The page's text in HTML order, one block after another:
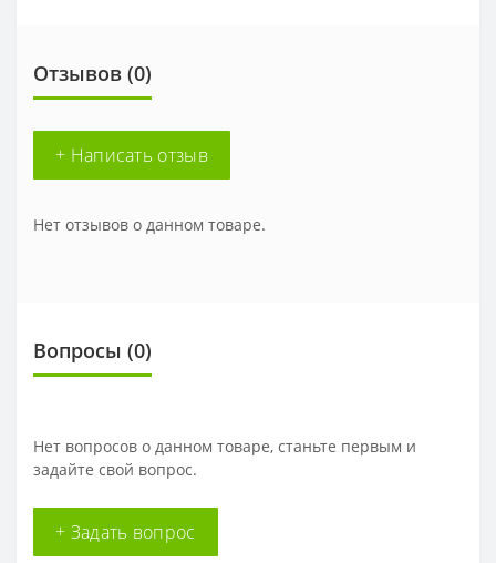
Отзывов (0)
+ Написать отзыв
Нет отзывов о данном товаре.
Вопросы (0)
Нет вопросов о данном товаре, станьте первым и
задайте свой вопрос.
+ Задать вопрос